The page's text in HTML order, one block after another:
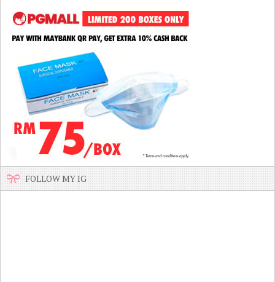
FOLLOW MY IG